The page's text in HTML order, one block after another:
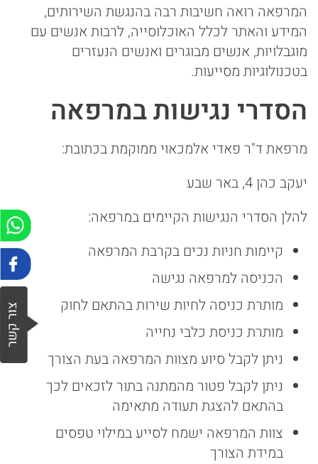
המרפאה רואה חשיבות רבה בהנגשת השירותים,
המידע והאתר לכלל האוכלוסייה, לרבות אנשים עם
מוגבלויות, אנשים מבוגרים ואנשים הנעזרים
בטכנולוגיות מסייעות.
הסדרי נגישות במרפאה
מרפאת ד"ר פאדי אלמכאוי ממוקמת בכתובת:
יעקב כהן 4, באר שבע
להלן הסדרי הנגישות הקיימים במרפאה:
קיימות חניות נכים בקרבת המרפאה
הכניסה למרפאה נגישה
מותרת כניסה לחיות שירות בהתאם לחוק
מותרת כניסת כלבי נחייה
ניתן לקבל סיוע מצוות המרפאה בעת הצורך
ניתן לקבל פטור מהמתנה בתור לזכאים לכך
בהתאם להצגת תעודה מתאימה
צוות המרפאה ישמח לסייע במילוי טפסים
במידת הצורך